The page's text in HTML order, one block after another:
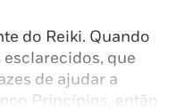
do Reiki. Quando
que
de ajudar a
Princípios, então